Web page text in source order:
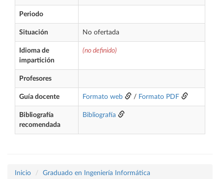
Periodo
Situación No ofertada
Idioma de
impartición
(no definido)
Profesores
Guía docente Formato web / Formato PDF
Bibliografía
recomendada
Bibliografía
Inicio
Graduado en Ingeniería Informática